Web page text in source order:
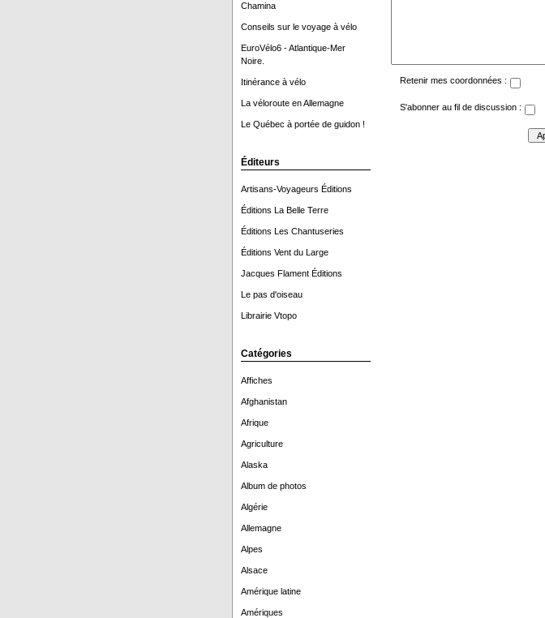
Chamina
Conseils sur le voyage à vélo
EuroVélo6 - Atlantique-Mer
Noire.
Itinérance à vélo
La véloroute en Allemagne
Le Québec à portée de guidon !
Éditeurs
Artisans-Voyageurs Éditions
Éditions La Belle Terre
Éditions Les Chantuseries
Éditions Vent du Large
Jacques Flament Éditions
Le pas d'oiseau
Librairie Vtopo
Catégories
Affiches
Afghanistan
Afrique
Agriculture
Alaska
Album de photos
Algérie
Allemagne
Alpes
Alsace
Amérique latine
Amériques
Retenir mes coordonnées :
S'abonner au fil de discussion :